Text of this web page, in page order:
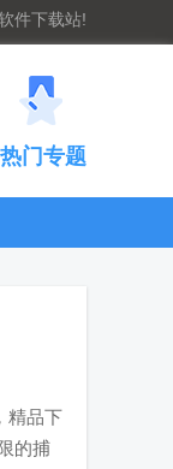
件下载站!
热门专题
精品下
的捕